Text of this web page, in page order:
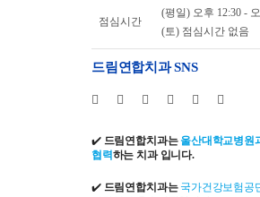
점심시간
(평일) 오후 12:30 -
(토) 점심시간 없음
드림연합치과 SNS
✔️ 드림연합치과는 울산대학교병원
협력하는 치과 입니다.
✔️ 드림연합치과는 국가건강보험공